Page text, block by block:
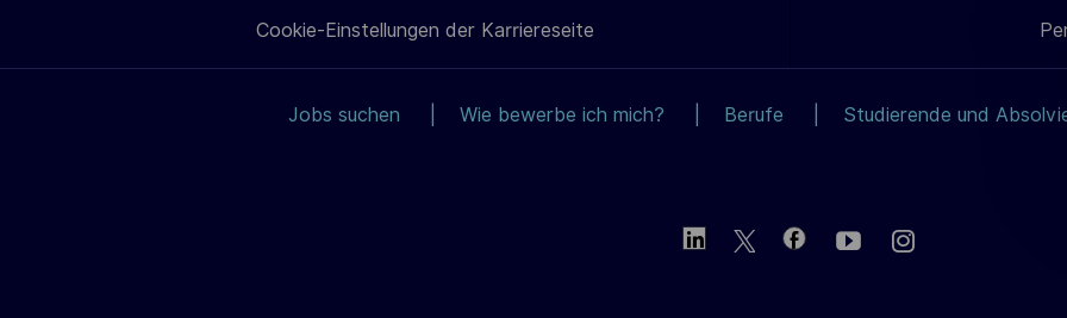
Cookie-Einstellungen der Karriereseite
Jobs suchen Wie bewerbe ich mich? Berufe Studierende und